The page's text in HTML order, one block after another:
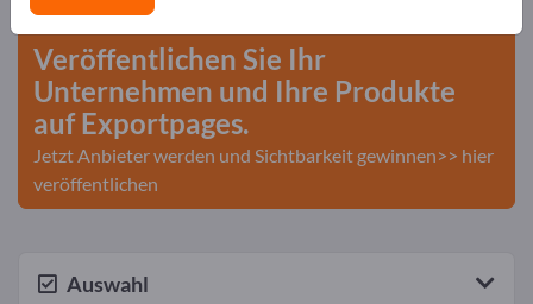
Veröffentlichen Sie Ihr
Unternehmen und Ihre Produkte
auf Exportpages.
Jetzt Anbieter werden und Sichtbarkeit gewinnen>> hier
veröffentlichen
Auswahl